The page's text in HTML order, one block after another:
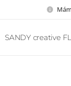
SANDY creative